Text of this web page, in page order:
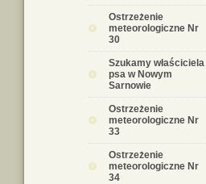
Ostrzeżenie
meteorologiczne Nr
30
Szukamy właściciela
psa w Nowym
Sarnowie
Ostrzeżenie
meteorologiczne Nr
33
Ostrzeżenie
meteorologiczne Nr
34